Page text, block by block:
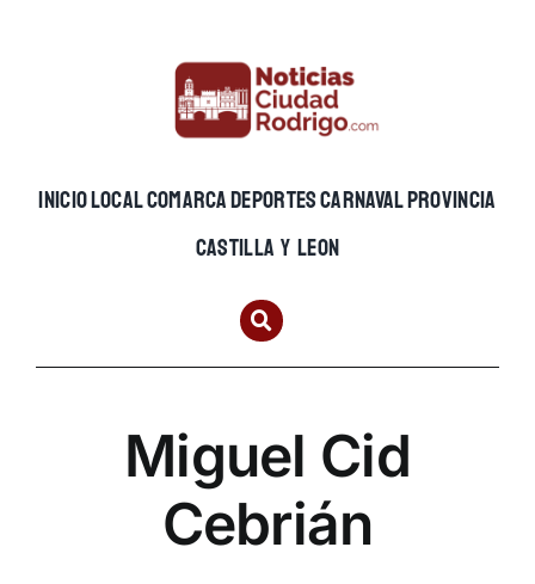
INICIOLOCALCOMARCADEPORTESCARNAVALPROVINCIA
CASTILLA Y LEON
Miguel Cid
Cebrián